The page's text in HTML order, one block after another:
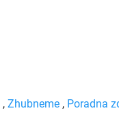
, Zhubneme, Poradna